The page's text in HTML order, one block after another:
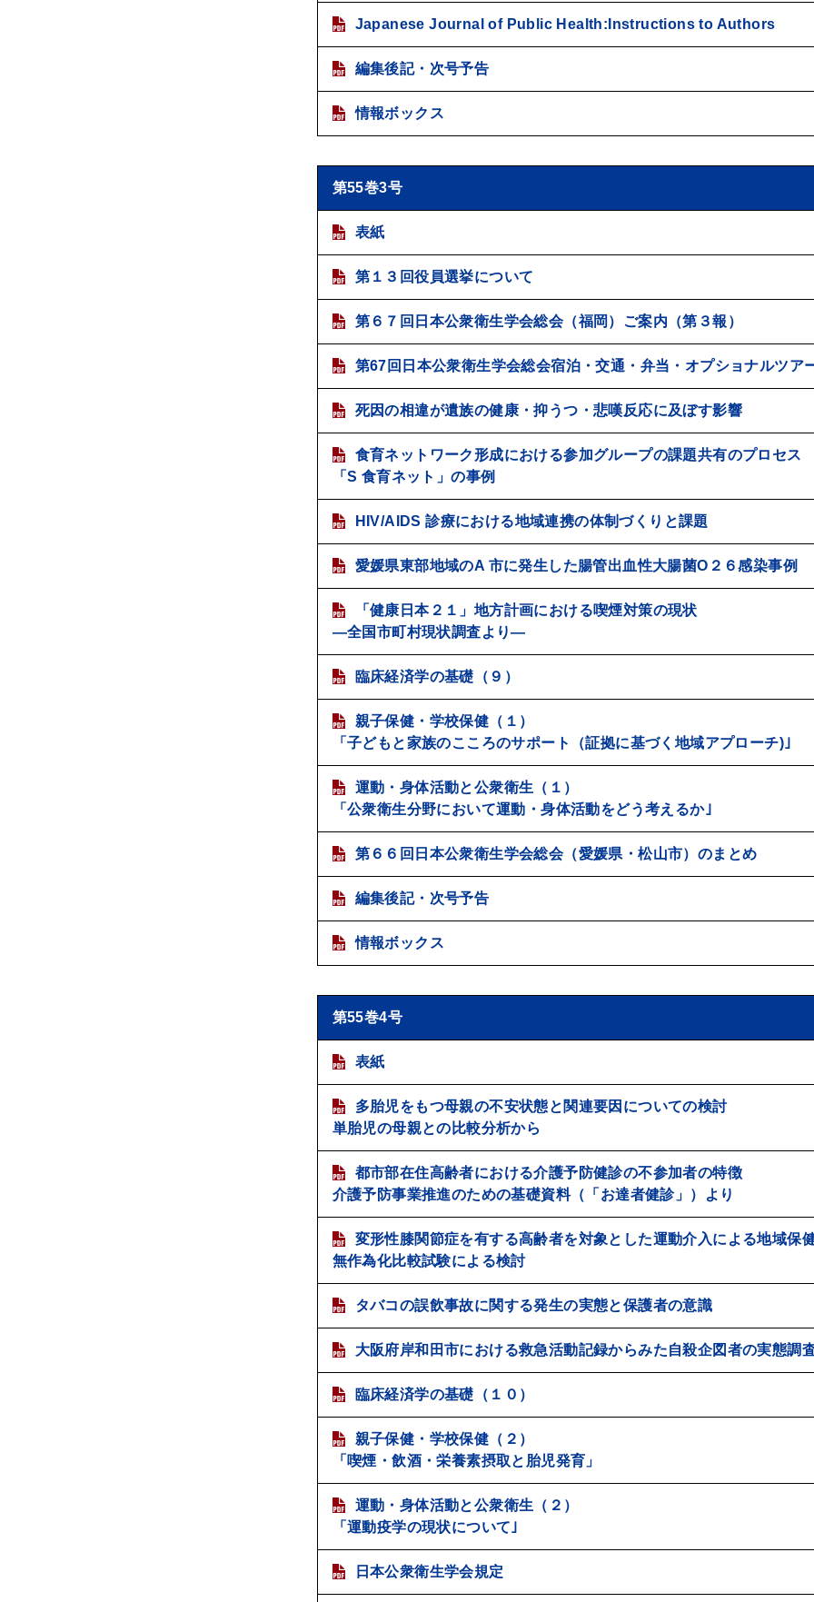
Japanese Journal of Public Health:Instructions to Authors
編集後記・次号予告
情報ボックス
第55巻3号
表紙
第１３回役員選挙について
第６７回日本公衆衛生学会総会（福岡）ご案内（第３報）
第67回日本公衆衛生学会総会宿泊・交通・弁当・オプショナルツア
死因の相違が遺族の健康・抑うつ・悲嘆反応に及ぼす影響
食育ネットワーク形成における参加グループの課題共有のプロセス
「S 食育ネット」の事例
HIV/AIDS 診療における地域連携の体制づくりと課題
愛媛県東部地域のA 市に発生した腸管出血性大腸菌O２６感染事例
「健康日本２１」地方計画における喫煙対策の現状
―全国市町村現状調査より―
臨床経済学の基礎（９）
親子保健・学校保健（１）
「子どもと家族のこころのサポート（証拠に基づく地域アプローチ)｣
運動・身体活動と公衆衛生（１）
「公衆衛生分野において運動・身体活動をどう考えるか｣
第６６回日本公衆衛生学会総会（愛媛県・松山市）のまとめ
編集後記・次号予告
情報ボックス
第55巻4号
表紙
多胎児をもつ母親の不安状態と関連要因についての検討
単胎児の母親との比較分析から
都市部在住高齢者における介護予防健診の不参加者の特徴
介護予防事業推進のための基礎資料（「お達者健診」）より
変形性膝関節症を有する高齢者を対象とした運動介入による地域保
無作為化比較試験による検討
タバコの誤飲事故に関する発生の実態と保護者の意識
大阪府岸和田市における救急活動記録からみた自殺企図者の実態調
臨床経済学の基礎（１０）
親子保健・学校保健（２）
「喫煙・飲酒・栄養素摂取と胎児発育」
運動・身体活動と公衆衛生（２）
「運動疫学の現状について｣
日本公衆衛生学会規定